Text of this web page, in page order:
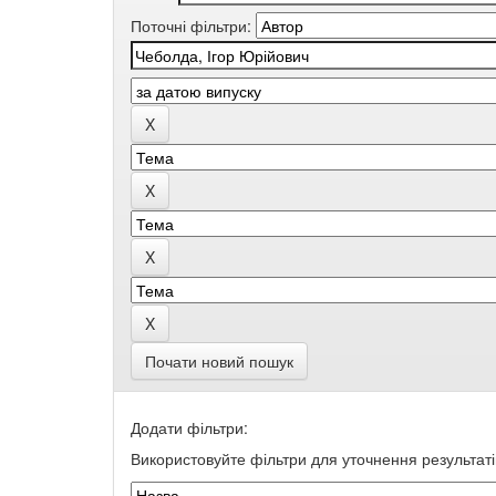
Поточні фільтри:
Почати новий пошук
Додати фільтри:
Використовуйте фільтри для уточнення